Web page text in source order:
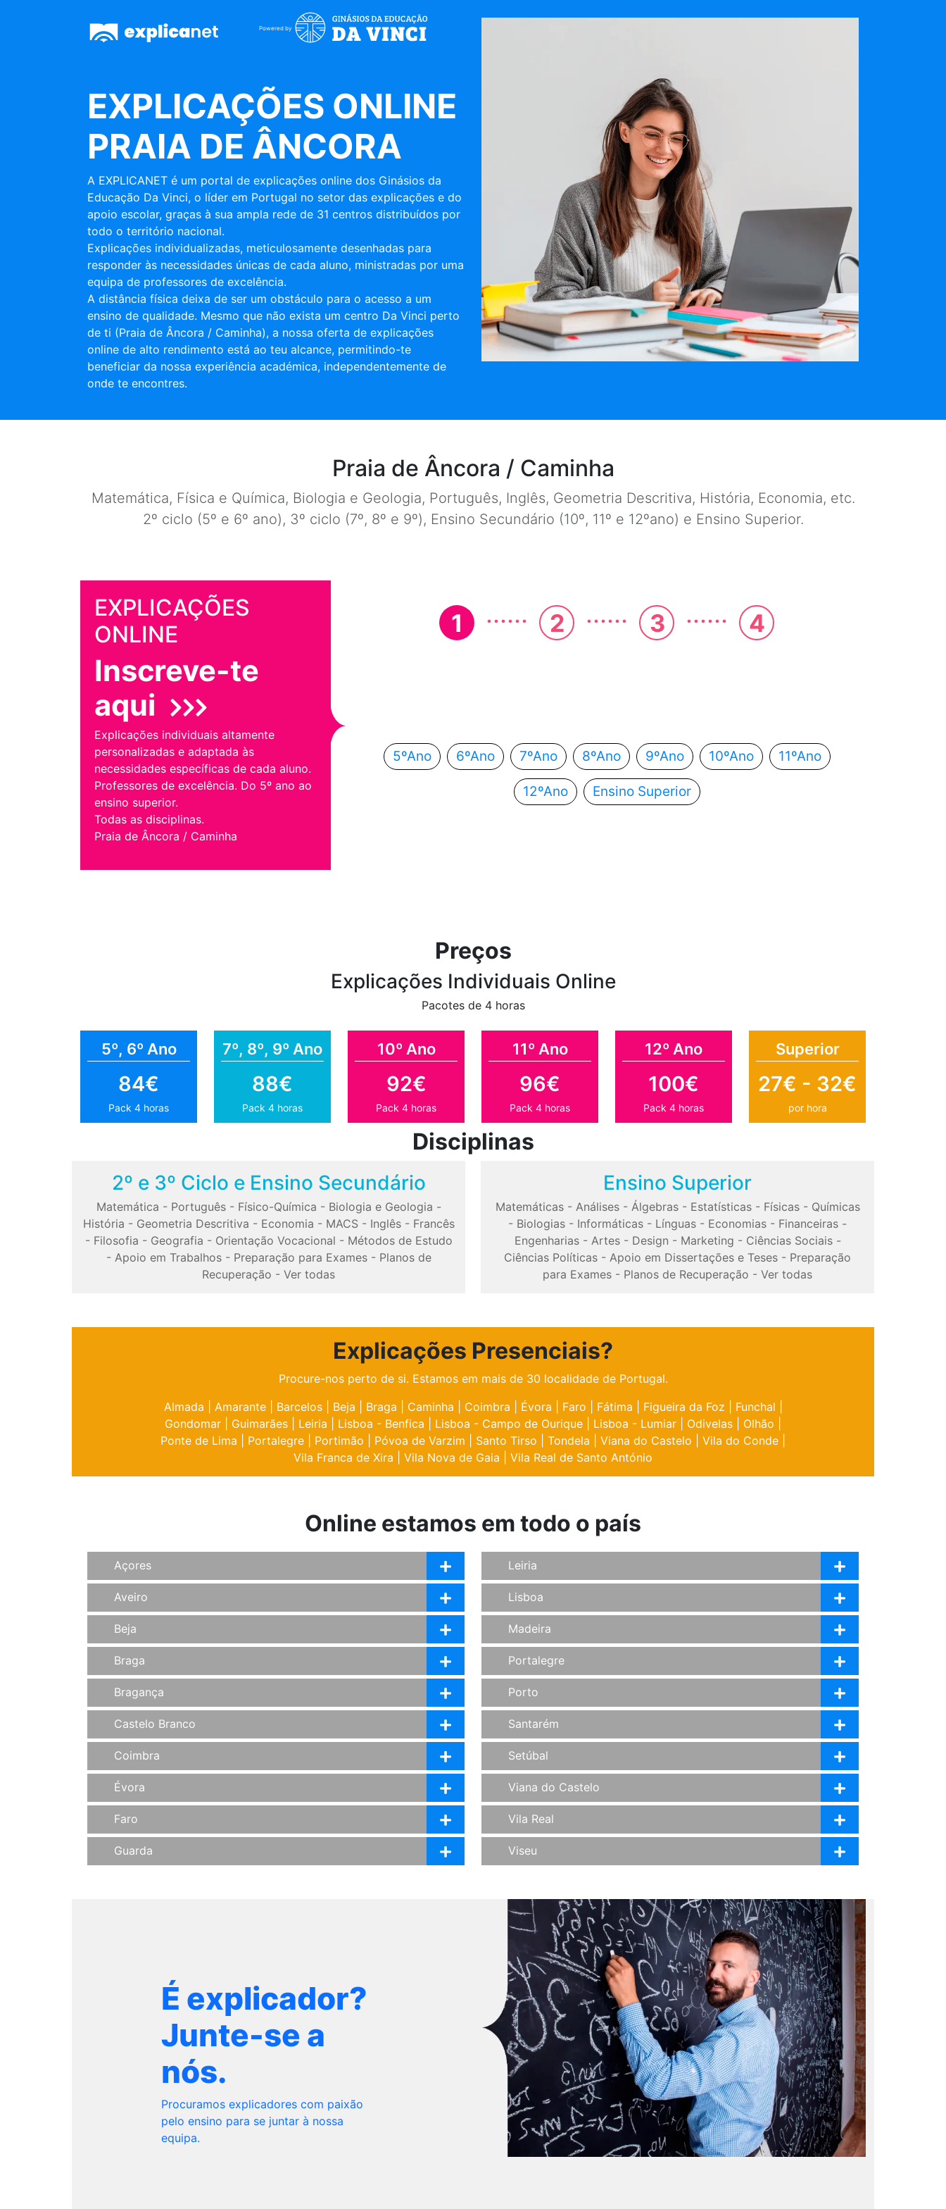
Powered by
EXPLICAÇÕES ONLINE
PRAIA DE ÂNCORA
A EXPLICANET é um portal de explicações online dos Ginásios da
Educação Da Vinci, o líder em Portugal no setor das explicações e do
apoio escolar, graças à sua ampla rede de 31 centros distribuídos por
todo o território nacional.
Explicações individualizadas, meticulosamente desenhadas para
responder às necessidades únicas de cada aluno, ministradas por uma
equipa de professores de excelência.
A distância física deixa de ser um obstáculo para o acesso a um
ensino de qualidade. Mesmo que não exista um centro Da Vinci perto
de ti (Praia de Âncora / Caminha), a nossa oferta de explicações
online de alto rendimento está ao teu alcance, permitindo-te
beneficiar da nossa experiência académica, independentemente de
onde te encontres.
Praia de Âncora / Caminha
Matemática, Física e Química, Biologia e Geologia, Português, Inglês, Geometria Descritiva, História, Economia, etc.
2º ciclo (5º e 6º ano), 3º ciclo (7º, 8º e 9º), Ensino Secundário (10º, 11º e 12ºano) e Ensino Superior.
EXPLICAÇÕES
ONLINE
Inscreve-te
aqui
Explicações individuais altamente
personalizadas e adaptada às
necessidades específicas de cada aluno.
Professores de excelência. Do 5º ano ao
ensino superior.
Todas as disciplinas.
Praia de Âncora / Caminha
1 ...... 2 ...... 3 ...... 4
5ºAno 6ºAno 7ºAno 8ºAno 9ºAno 10ºAno 11ºAno
12ºAno Ensino Superior
Preços
Explicações Individuais Online
Pacotes de 4 horas
5º, 6º Ano
84€
Pack 4 horas
7º, 8º, 9º Ano
88€
Pack 4 horas
10º Ano
92€
Pack 4 horas
11º Ano
96€
Pack 4 horas
12º Ano
100€
Pack 4 horas
Superior
27€ - 32€
por hora
Disciplinas
2º e 3º Ciclo e Ensino Secundário
Matemática - Português- Físico-Química - Biologia e Geologia -
História - Geometria Descritiva - Economia - MACS- Inglês- Francês
- Filosofia - Geografia - Orientação Vocacional - Métodos de Estudo
- Apoio em Trabalhos- Preparação para Exames- Planos de
Recuperação - Ver todas
Ensino Superior
Matemáticas- Análises- Álgebras- Estatísticas- Físicas- Químicas
- Biologias - Informáticas - Línguas - Economias - Financeiras -
Engenharias- Artes- Design - Marketing - Ciências Sociais-
Ciências Políticas - Apoio em Dissertações e Teses - Preparação
para Exames - Planos de Recuperação - Ver todas
Explicações Presenciais?
Procure-nos perto de si. Estamos em mais de 30 localidade de Portugal.
Almada
Amarante Barcelos Beja Braga Caminha Coimbra Évora Faro Fátima Figueira da Foz Funchal
Gondomar
Guimarães Leiria Lisboa - Benfica Lisboa - Campo de Ourique Lisboa - Lumiar Odivelas Olhão
Ponte de Lima
Portalegre Portimão Póvoa de Varzim Santo Tirso Tondela Viana do Castelo Vila do Conde
Vila Franca de Xira
Vila Nova de Gaia Vila Real de Santo António
Online estamos em todo o país
Açores
Aveiro
Beja
Braga
Bragança
Castelo Branco
Coimbra
Évora
Faro
Guarda
Leiria
Lisboa
Madeira
Portalegre
Porto
Santarém
Setúbal
Viana do Castelo
Vila Real
Viseu
É explicador?
Junte-se a
nós.
Procuramos explicadores com paixão
pelo ensino para se juntar à nossa
equipa.